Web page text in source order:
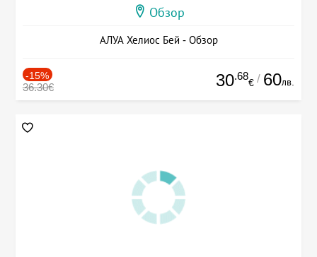
Обзор
АЛУА Хелиос Бей - Обзор
-15%
36.30€ 30.68
€ / 60лв.